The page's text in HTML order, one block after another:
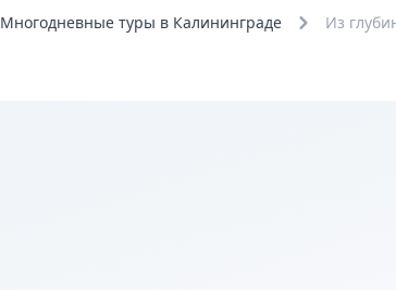
Многодневные туры в Калининграде Из